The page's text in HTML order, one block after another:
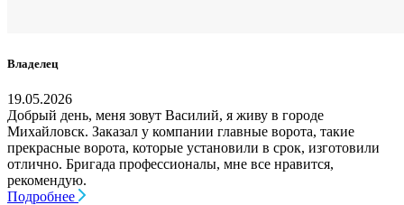
Владелец
19.05.2026
Добрый день, меня зовут Василий, я живу в городе
Михайловск. Заказал у компании главные ворота, такие
прекрасные ворота, которые установили в срок, изготовили
отлично. Бригада профессионалы, мне все нравится,
рекомендую.
Подробнее